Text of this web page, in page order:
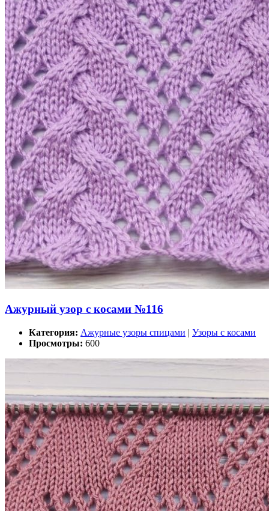
Ажурный узор с косами №116
Категория: Ажурные узоры спицами | Узоры с косами
Просмотры: 600